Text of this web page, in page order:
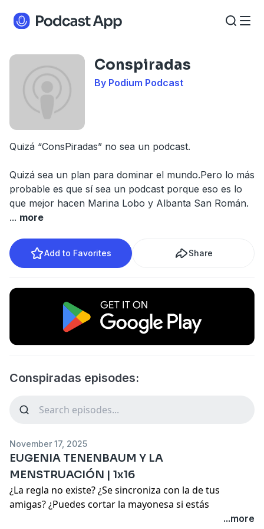
Conspiradas
By Podium Podcast
Quizá “ConsPiradas” no sea un podcast.
Quizá sea un plan para dominar el mundo.Pero lo más
probable es que sí sea un podcast porque eso es lo
que mejor hacen Marina Lobo y Albanta San Román.
... more
Add to Favorites Share
Conspiradas episodes:
November 17, 2025
EUGENIA TENENBAUM Y LA
MENSTRUACIÓN | 1x16
¿La regla no existe? ¿Se sincroniza con la de tus
amigas? ¿Puedes cortar la mayonesa si estás
menstruando? ¿Y por qué demonios el líquido en los
...more